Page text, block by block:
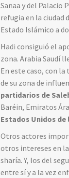
Sanaa y del Palacio
refugia en la ciudad
Estado Islámico a
Hadi consiguió el
zona. Arabia Saudí
En este caso, con
de su zona de
partidarios de
Baréin, Emiratos
Estados Unidos
Otros actores
otros intereses en
sharía. Y, los del
entre sí y a la vez